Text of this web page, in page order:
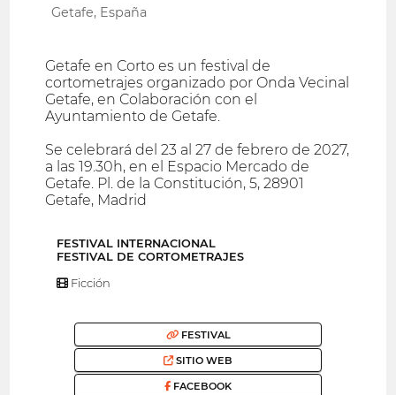
Getafe, España
Getafe en Corto es un festival de
cortometrajes organizado por Onda Vecinal
Getafe, en Colaboración con el
Ayuntamiento de Getafe.
Se celebrará del 23 al 27 de febrero de 2027,
a las 19.30h, en el Espacio Mercado de
Getafe. Pl. de la Constitución, 5, 28901
Getafe, Madrid
FESTIVAL INTERNACIONAL
FESTIVAL DE CORTOMETRAJES
Ficción
FESTIVAL
SITIO WEB
FACEBOOK